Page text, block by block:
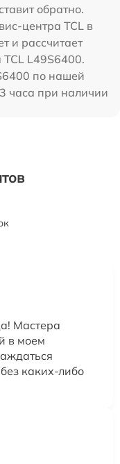
обратно.
центра TCL в
и рассчитает
TCL L49S6400.
по нашей
часа при наличии
Мастера
в моем
каких-либо